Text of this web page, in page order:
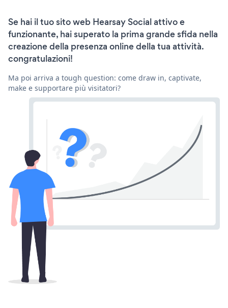
Se hai il tuo sito web Hearsay Social attivo e
funzionante, hai superato la prima grande sfida nella
creazione della presenza online della tua attività.
congratulazioni!
Ma poi arriva a tough question: come draw in, captivate,
make e supportare più visitatori?